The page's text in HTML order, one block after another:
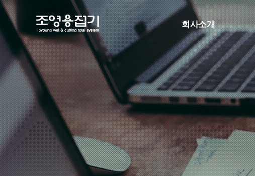
회사소개
인사말
연혁
조직도
인증현황
오시는길